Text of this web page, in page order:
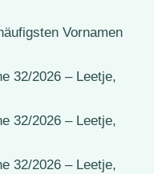
Vornamen
32/2026 – Leetje,
32/2026 – Leetje,
32/2026 – Leetje,